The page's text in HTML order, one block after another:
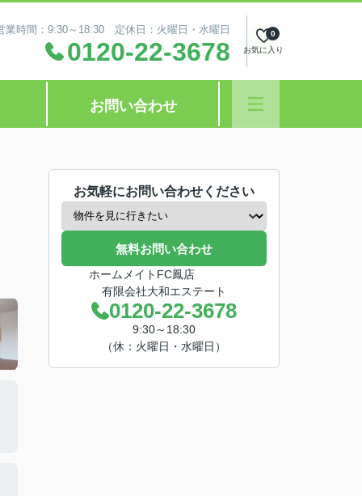
業時間：9:30～18:30 定休日：火曜日・水曜日
0120-22-3678 お気に入り
0
お問い合わせ
お気軽にお問い合わせください
無料お問い合わせ
ホームメイトFC鳳店
有限会社大和エステート
0120-22-3678
9:30～18:30
（休：火曜日・水曜日）